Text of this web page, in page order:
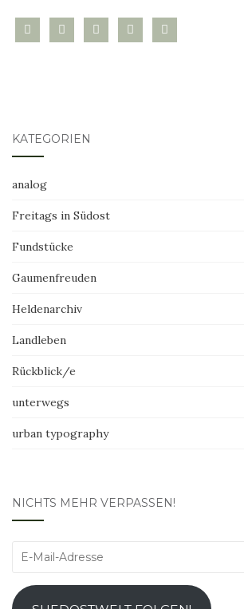
bloglovininstagramtwitter pinterest
mail
KATEGORIEN
analog
Freitags in Südost
Fundstücke
Gaumenfreuden
Heldenarchiv
Landleben
Rückblick/e
unterwegs
urban typography
NICHTS MEHR VERPASSEN!
E-
Adresse